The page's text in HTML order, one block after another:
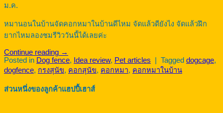
ม.ค.
หมานอนในบ้านจัดคอกหมาในบ้านดีไหม จัดแล้วดียังไง จัดแล้วฝึก
ยากไหมลองชมรีวิววันนี้ได้เลยค่ะ
Continue reading →
Posted in Dog fence, Idea review, Pet articles Tagged dogcage,
dogfence, กรงสุนัข, คอกสุนัข, คอกหมา, คอกหมาในบ้าน
ส่วนหนึ่งของลูกค้าแฮปปี้เฮาส์